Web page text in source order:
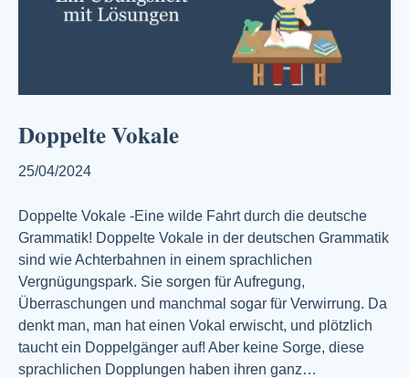
Doppelte Vokale
25/04/2024
Doppelte Vokale -Eine wilde Fahrt durch die deutsche
Grammatik! Doppelte Vokale in der deutschen Grammatik
sind wie Achterbahnen in einem sprachlichen
Vergnügungspark. Sie sorgen für Aufregung,
Überraschungen und manchmal sogar für Verwirrung. Da
denkt man, man hat einen Vokal erwischt, und plötzlich
taucht ein Doppelgänger auf! Aber keine Sorge, diese
sprachlichen Dopplungen haben ihren ganz…